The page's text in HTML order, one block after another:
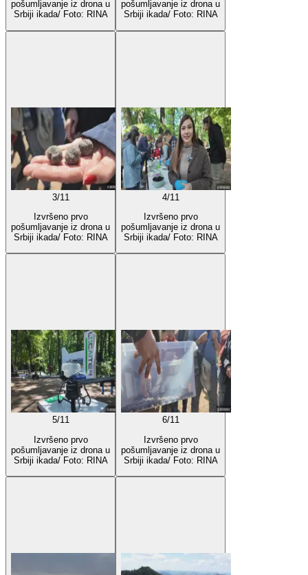
pošumljavanje iz drona u
Srbiji ikada/ Foto: RINA
pošumljavanje iz drona u
Srbiji ikada/ Foto: RINA
3/11
Izvršeno prvo
pošumljavanje iz drona u
Srbiji ikada/ Foto: RINA
4/11
Izvršeno prvo
pošumljavanje iz drona u
Srbiji ikada/ Foto: RINA
5/11
Izvršeno prvo
pošumljavanje iz drona u
Srbiji ikada/ Foto: RINA
6/11
Izvršeno prvo
pošumljavanje iz drona u
Srbiji ikada/ Foto: RINA